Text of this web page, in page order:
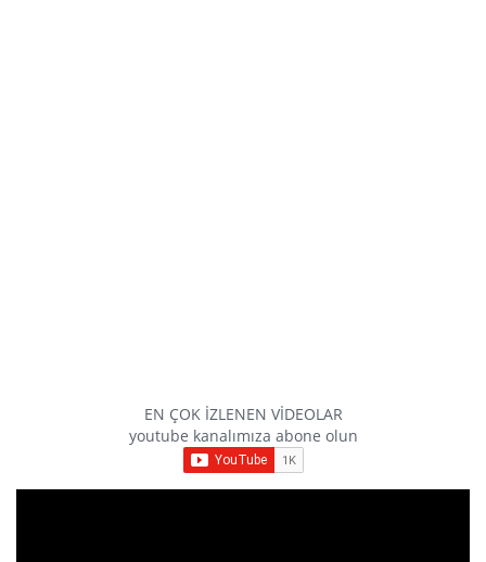
EN ÇOK İZLENEN VİDEOLAR
youtube kanalımıza abone olun